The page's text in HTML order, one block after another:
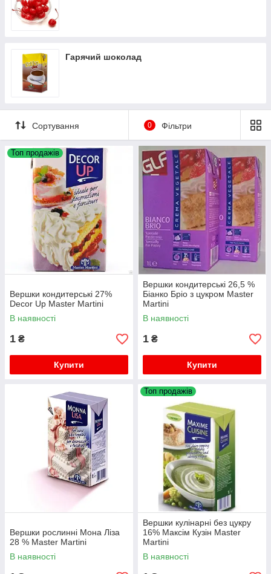
Гарячий шоколад
Сортування 0 Фільтри
Топ продажів
Вершки кондитерські 27%
Decor Up Master Martini
В наявності
1 ₴
Купити
Вершки кондитерські 26,5 %
Біанко Бріо з цукром Master
Martini
В наявності
1 ₴
Купити
Вершки рослинні Мона Ліза
28 % Master Martini
В наявності
Топ продажів
Вершки кулінарні без цукру
16% Максім Кузін Master
Martini
В наявності